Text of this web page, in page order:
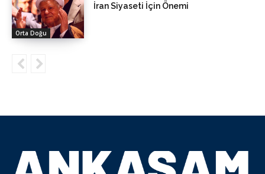
Orta Doğu
İran Siyaseti İçin Önemi